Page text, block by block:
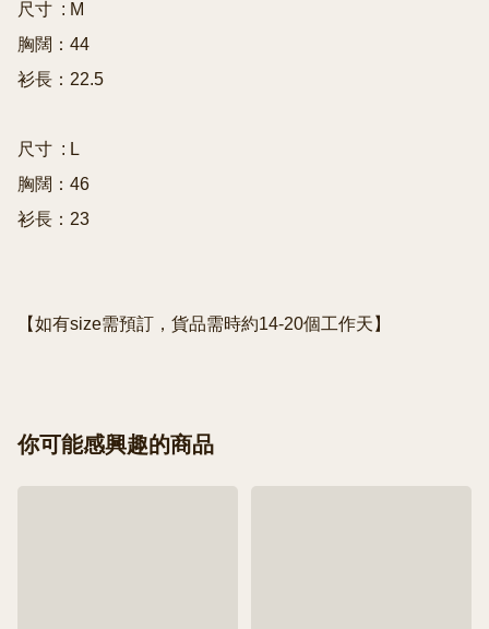
尺寸  : M
胸闊：44
衫長：22.5
尺寸  : L
胸闊：46
衫長：23
【如有size需預訂，貨品需時約14-20個工作天】
你可能感興趣的商品